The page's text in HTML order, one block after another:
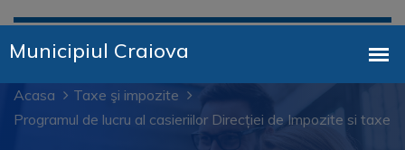
Acasa
Taxe şi impozite
Programul de lucru al casieriilor Direcției de Impozite si taxe